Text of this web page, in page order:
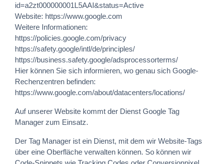
id=a2zt000000001L5AAI&status=Active
Website: https://www.google.com
Weitere Informationen:
https://policies.google.com/privacy
https://safety.google/intl/de/principles/
https://business.safety.google/adsprocessorterms/
Hier können Sie sich informieren, wo genau sich Google-
Rechenzentren befinden:
https://www.google.com/about/datacenters/locations/
Auf unserer Website kommt der Dienst Google Tag
Manager zum Einsatz.
Der Tag Manager ist ein Dienst, mit dem wir Website-Tags
über eine Oberfläche verwalten können. So können wir